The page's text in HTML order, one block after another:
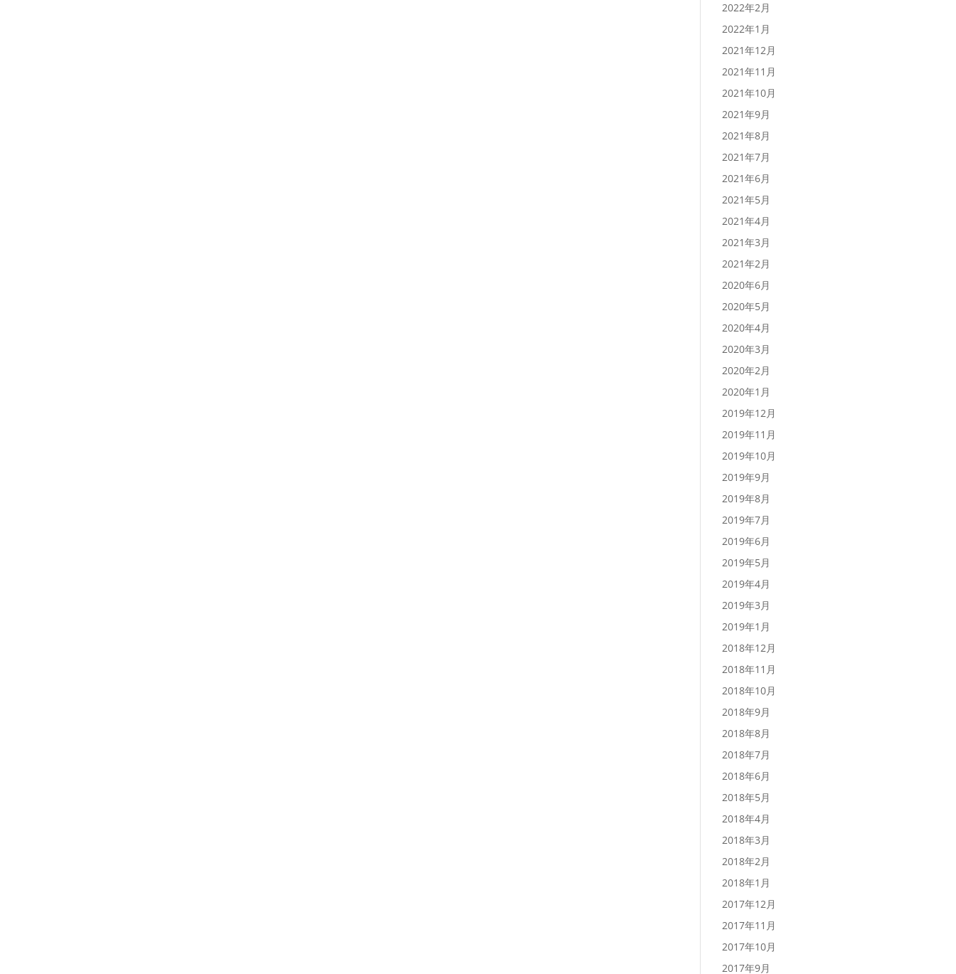
2022年2月
2022年1月
2021年12月
2021年11月
2021年10月
2021年9月
2021年8月
2021年7月
2021年6月
2021年5月
2021年4月
2021年3月
2021年2月
2020年6月
2020年5月
2020年4月
2020年3月
2020年2月
2020年1月
2019年12月
2019年11月
2019年10月
2019年9月
2019年8月
2019年7月
2019年6月
2019年5月
2019年4月
2019年3月
2019年1月
2018年12月
2018年11月
2018年10月
2018年9月
2018年8月
2018年7月
2018年6月
2018年5月
2018年4月
2018年3月
2018年2月
2018年1月
2017年12月
2017年11月
2017年10月
2017年9月